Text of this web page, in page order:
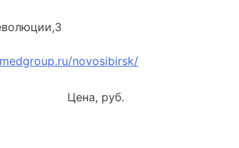
novosibirsk/
Цена, руб.